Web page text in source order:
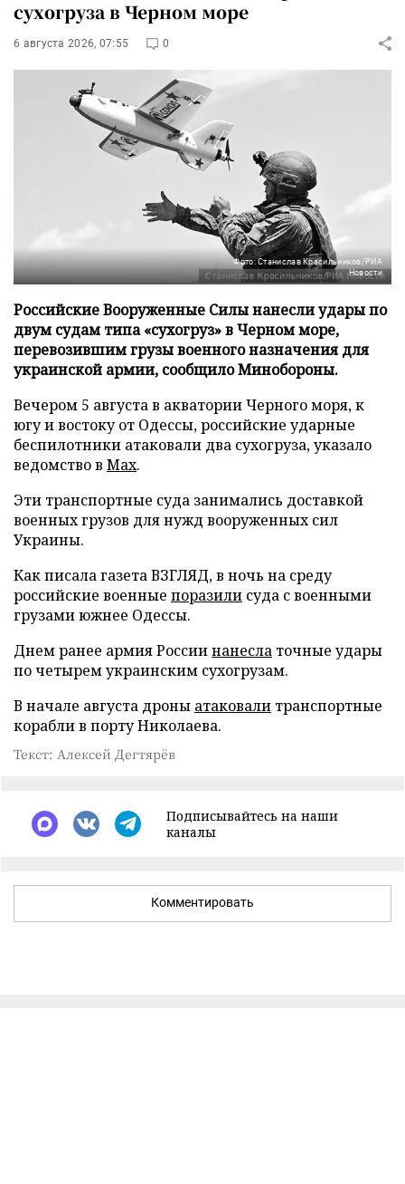
сухогруза в Черном море
6 августа 2026, 07:55 0
Фото: Станислав Красильников/РИА
Новости
Российские Вооруженные Силы нанесли удары по
двум судам типа «сухогруз» в Черном море,
перевозившим грузы военного назначения для
украинской армии, сообщило Минобороны.
Вечером 5 августа в акватории Черного моря, к
югу и востоку от Одессы, российские ударные
беспилотники атаковали два сухогруза, указало
ведомство в Max.
Эти транспортные суда занимались доставкой
военных грузов для нужд вооруженных сил
Украины.
Как писала газета ВЗГЛЯД, в ночь на среду
российские военные поразили суда с военными
грузами южнее Одессы.
Днем ранее армия Россиинанесла точные удары
по четырем украинским сухогрузам.
В начале августа дроны атаковали транспортные
корабли в порту Николаева.
Текст: Алексей Дегтярёв
Подписывайтесь на наши
каналы
Комментировать